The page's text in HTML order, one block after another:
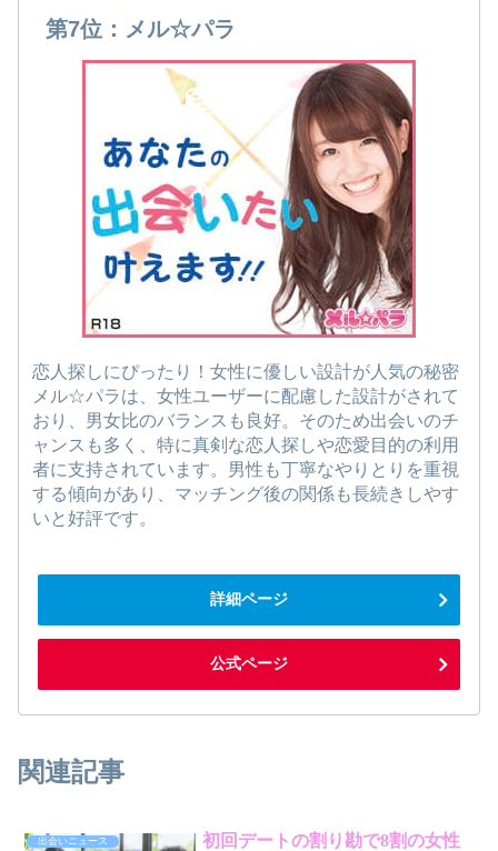
第7位：メル☆パラ
恋人探しにぴったり！女性に優しい設計が人気の秘密
メル☆パラは、女性ユーザーに配慮した設計がされて
おり、男女比のバランスも良好。そのため出会いのチ
ャンスも多く、特に真剣な恋人探しや恋愛目的の利用
者に支持されています。男性も丁寧なやりとりを重視
する傾向があり、マッチング後の関係も長続きしやす
いと好評です。
詳細ページ
公式ページ
関連記事
出会いニュース
初回デートの割り勘で8割の女性